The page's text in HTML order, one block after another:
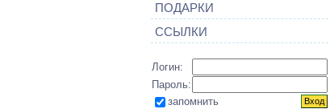
ПОДАРКИ
ССЫЛКИ
Логин:
Пароль:
запомнить